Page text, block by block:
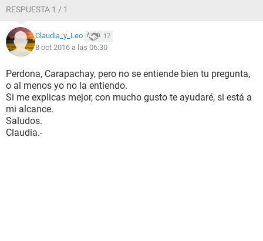
RESPUESTA 1 / 1
Claudia_y_Leo 17
8 oct 2016 a las 06:30
Perdona, Carapachay, pero no se entiende bien tu pregunta,
o al menos yo no la entiendo.
Si me explicas mejor, con mucho gusto te ayudaré, si está a
mi alcance.
Saludos.
Claudia.-